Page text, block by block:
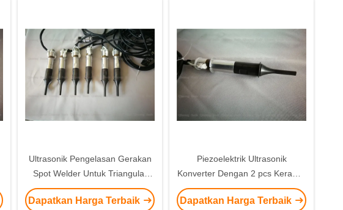
Ultrasonik Pengelasan Gerakan
Spot Welder Untuk Triangular
Tea Bag Packing Equipment
Dapatkan Harga Terbaik
Piezoelektrik Ultrasonik
Konverter Dengan 2 pcs Keramik
Untuk Pengelasan Kain Non
Woven
Dapatkan Harga Terbaik